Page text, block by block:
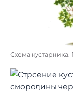
Схема кустарника.